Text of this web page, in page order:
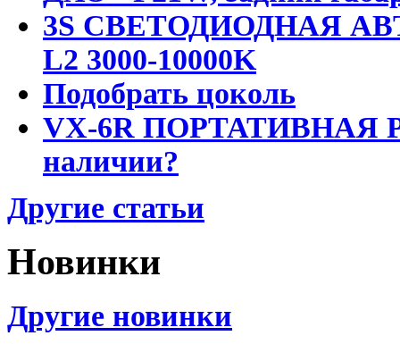
3S СВЕТОДИОДНАЯ
L2 3000-10000K
Подобрать цоколь
VX-6R ПОРТАТИВНАЯ
наличии?
Другие статьи
Новинки
Другие новинки